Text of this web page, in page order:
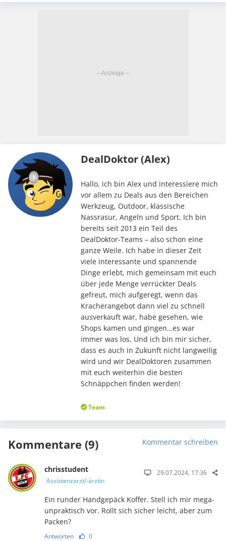
DealDoktor (Alex)
Hallo, ich bin Alex und interessiere mich
vor allem zu Deals aus den Bereichen
Werkzeug, Outdoor, klassische
Nassrasur, Angeln und Sport. Ich bin
bereits seit 2013 ein Teil des
DealDoktor-Teams – also schon eine
ganze Weile. Ich habe in dieser Zeit
viele interessante und spannende
Dinge erlebt, mich gemeinsam mit euch
über jede Menge verrückter Deals
gefreut, mich aufgeregt, wenn das
Kracherangebot dann viel zu schnell
ausverkauft war, habe gesehen, wie
Shops kamen und gingen…es war
immer was los. Und ich bin mir sicher,
dass es auch in Zukunft nicht langweilig
wird und wir DealDoktoren zusammen
mit euch weiterhin die besten
Schnäppchen finden werden!
Team
Kommentare (9) Kommentar schreiben
chrisstudent
Assistenzarzt/-ärztin
29.07.2024, 17:36
Ein runder Handgepäck Koffer. Stell ich mir mega-
unpraktisch vor. Rollt sich sicher leicht, aber zum
Packen?
Antworten 0